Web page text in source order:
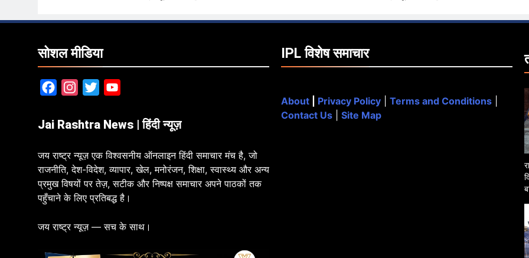
सोशल मीडिया
FacebookInstagram
Twitter
Jai Rashtra News | हिंदी न्यूज़
जय राष्ट्र न्यूज़ एक विश्वसनीय ऑनलाइन हिंदी समाचार मंच है, जो
राजनीति, देश-विदेश, व्यापार, खेल, मनोरंजन, शिक्षा, स्वास्थ्य और अन्य
प्रमुख विषयों पर तेज़, सटीक और निष्पक्ष समाचार अपने पाठकों तक
पहुँचाने के लिए प्रतिबद्ध है।
जय राष्ट्र न्यूज़ — सच के साथ।
IPL विशेष समाचार
About Privacy Policy Terms and Conditions
Contact Us
Site Map